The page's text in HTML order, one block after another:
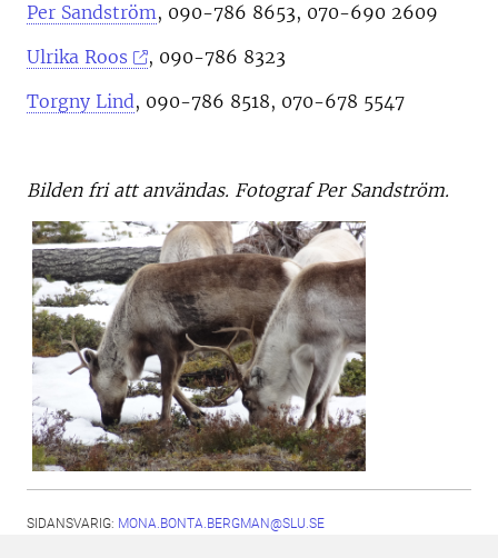
Per Sandström, 090-786 8653, 070-690 2609
Ulrika Roos
, 090-786 8323
Torgny Lind, 090-786 8518, 070-678 5547
Bilden fri att användas. Fotograf Per Sandström.
SIDANSVARIG: MONA.BONTA.BERGMAN@SLU.SE